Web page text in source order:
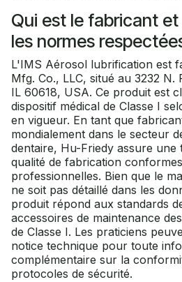
Qui est le fabricant
les normes
L'IMS Aérosol lubrification est
Mfg. Co., LLC, situé au 3232 N.
IL 60618, USA. Ce produit est
dispositif médical de Classe I
en vigueur. En tant que
mondialement dans le secteur
dentaire, Hu-Friedy assure une
qualité de fabrication
professionnelles. Bien que le
ne soit pas détaillé dans les
produit répond aux standards
accessoires de maintenance
de Classe I. Les praticiens
notice technique pour toute
complémentaire sur la
protocoles de sécurité.